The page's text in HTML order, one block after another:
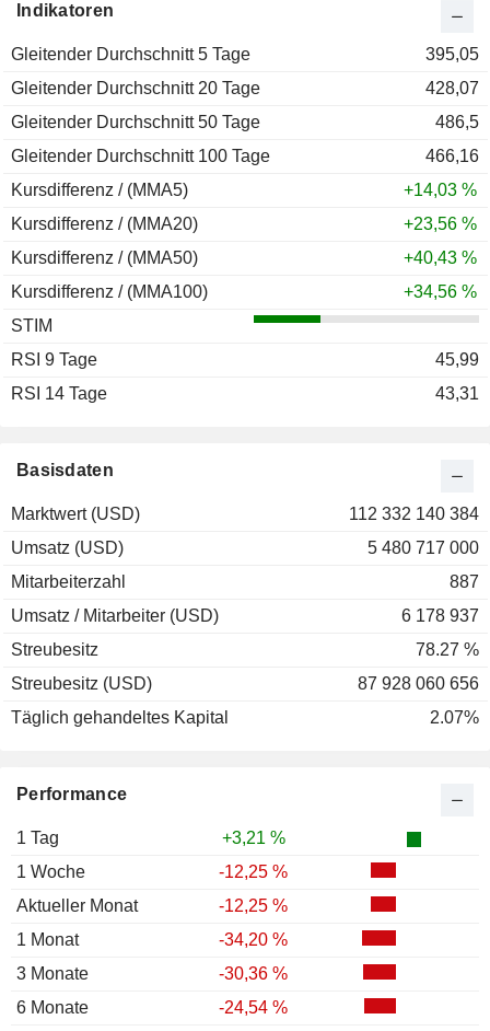
Performance
1 Tag
+3,21 %
1 Woche
-12,25 %
Aktueller Monat
-12,25 %
1 Monat
-34,20 %
3 Monate
-30,36 %
6 Monate
-24,54 %
Basisdaten
Marktwert (USD)
112 332 140 384
Umsatz (USD)
5 480 717 000
Mitarbeiterzahl
887
Umsatz / Mitarbeiter (USD)
6 178 937
Streubesitz
78.27 %
Streubesitz (USD)
87 928 060 656
Täglich gehandeltes Kapital
2.07%
Indikatoren
Gleitender Durchschnitt 5 Tage
395,05
Gleitender Durchschnitt 20 Tage
428,07
Gleitender Durchschnitt 50 Tage
486,5
Gleitender Durchschnitt 100 Tage
466,16
Kursdifferenz / (MMA5)
+14,03 %
Kursdifferenz / (MMA20)
+23,56 %
Kursdifferenz / (MMA50)
+40,43 %
Kursdifferenz / (MMA100)
+34,56 %
STIM
RSI 9 Tage
45,99
RSI 14 Tage
43,31